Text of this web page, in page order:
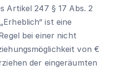
Artikel 247 § 17 Abs. 2
ist eine
bei einer nicht
von €
der eingeräumten